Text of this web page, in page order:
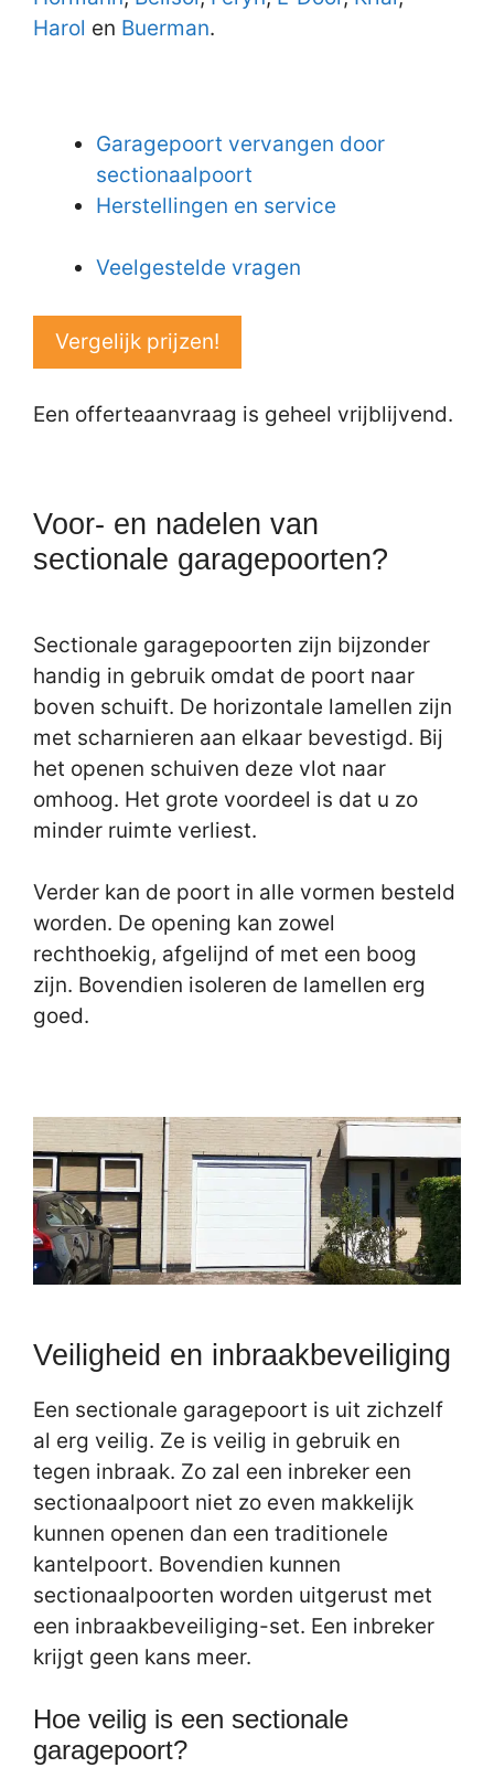
Harol en Buerman.
Garagepoort vervangen door
sectionaalpoort
Herstellingen en service
Veelgestelde vragen
Vergelijk prijzen!
Een offerteaanvraag is geheel vrijblijvend.
Voor- en nadelen van
sectionale garagepoorten?
Sectionale garagepoorten zijn bijzonder
handig in gebruik omdat de poort naar
boven schuift. De horizontale lamellen zijn
met scharnieren aan elkaar bevestigd. Bij
het openen schuiven deze vlot naar
omhoog. Het grote voordeel is dat u zo
minder ruimte verliest.
Verder kan de poort in alle vormen besteld
worden. De opening kan zowel
rechthoekig, afgelijnd of met een boog
zijn. Bovendien isoleren de lamellen erg
goed.
Veiligheid en inbraakbeveiliging
Een sectionale garagepoort is uit zichzelf
al erg veilig. Ze is veilig in gebruik en
tegen inbraak. Zo zal een inbreker een
sectionaalpoort niet zo even makkelijk
kunnen openen dan een traditionele
kantelpoort. Bovendien kunnen
sectionaalpoorten worden uitgerust met
een inbraakbeveiliging-set. Een inbreker
krijgt geen kans meer.
Hoe veilig is een sectionale
garagepoort?